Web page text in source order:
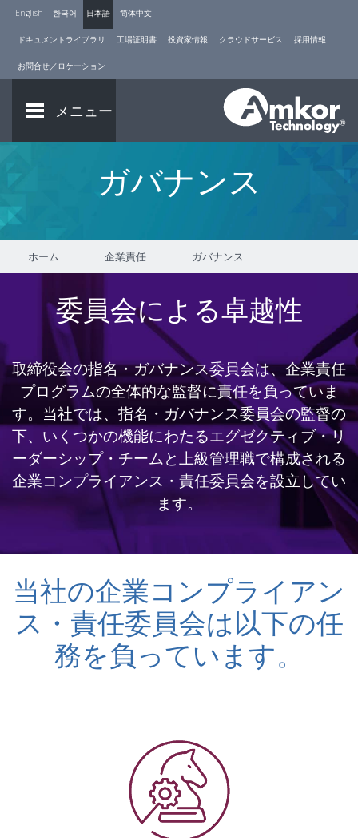
English 한국어 日本語 简体中文
ドキュメントライブラリ 工場証明書 投資家情報 クラウドサービス 採用情報
お問合せ／ロケーション
メニュー
ガバナンス
ホーム | 企業責任 | ガバナンス
委員会による卓越性
取締役会の指名・ガバナンス委員会は、企業責任
プログラムの全体的な監督に責任を負っていま
す。当社では、指名・ガバナンス委員会の監督の
下、いくつかの機能にわたるエグゼクティブ・リ
ーダーシップ・チームと上級管理職で構成される
企業コンプライアンス・責任委員会を設立してい
ます。
当社の企業コンプライアン
ス・責任委員会は以下の任
務を負っています。